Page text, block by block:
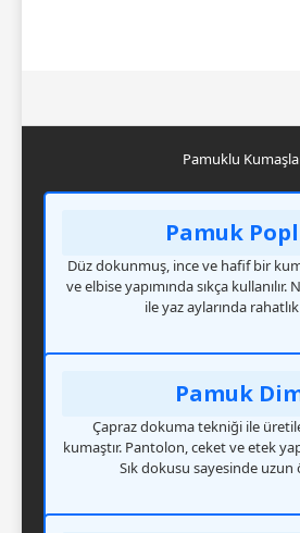
Pamuklu
Pamuk
Düz dokunmuş, ince ve hafif bir
ve elbise yapımında sıkça
ile yaz aylarında
Pamuk
Çapraz dokuma tekniği ile
kumaştır. Pantolon, ceket ve etek
Sık dokusu sayesinde